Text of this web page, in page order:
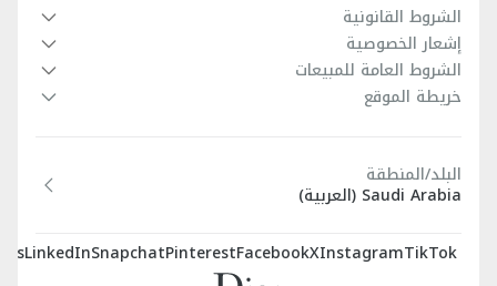
الشروط القانونية
إشعار الخصوصية
الشروط العامة للمبيعات
خريطة الموقع
البلد/المنطقة
Saudi Arabia (العربية)
TikTok
Instagram
X
Facebook
Pinterest
Snapchat
LinkedIn